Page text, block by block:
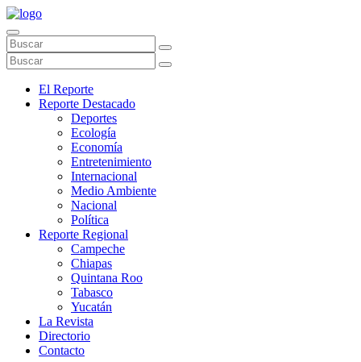
El Reporte
Reporte Destacado
Deportes
Ecología
Economía
Entretenimiento
Internacional
Medio Ambiente
Nacional
Política
Reporte Regional
Campeche
Chiapas
Quintana Roo
Tabasco
Yucatán
La Revista
Directorio
Contacto